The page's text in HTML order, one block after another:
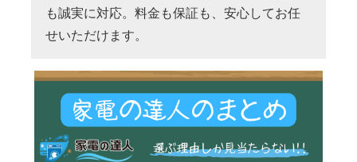
も誠実に対応。料金も保証も、安心してお任
せいただけます。